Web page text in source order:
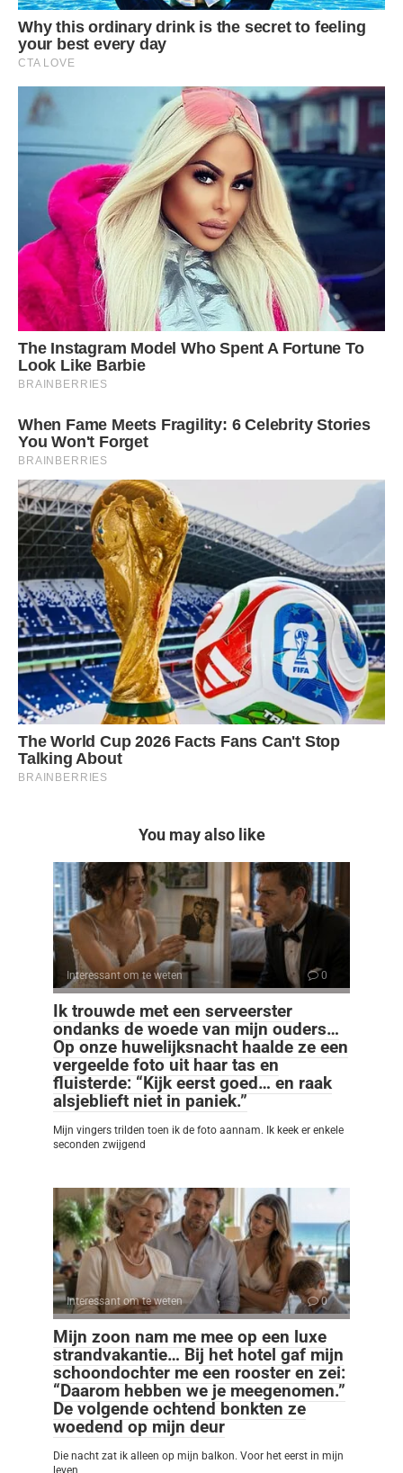
You may also like
Interessant om te weten 0
Ik trouwde met een serveerster
ondanks de woede van mijn ouders…
Op onze huwelijksnacht haalde ze een
vergeelde foto uit haar tas en
fluisterde: “Kijk eerst goed… en raak
alsjeblieft niet in paniek.”
Mijn vingers trilden toen ik de foto aannam. Ik keek er enkele
seconden zwijgend
Interessant om te weten 0
Mijn zoon nam me mee op een luxe
strandvakantie… Bij het hotel gaf mijn
schoondochter me een rooster en zei:
“Daarom hebben we je meegenomen.”
De volgende ochtend bonkten ze
woedend op mijn deur
Die nacht zat ik alleen op mijn balkon. Voor het eerst in mijn
leven